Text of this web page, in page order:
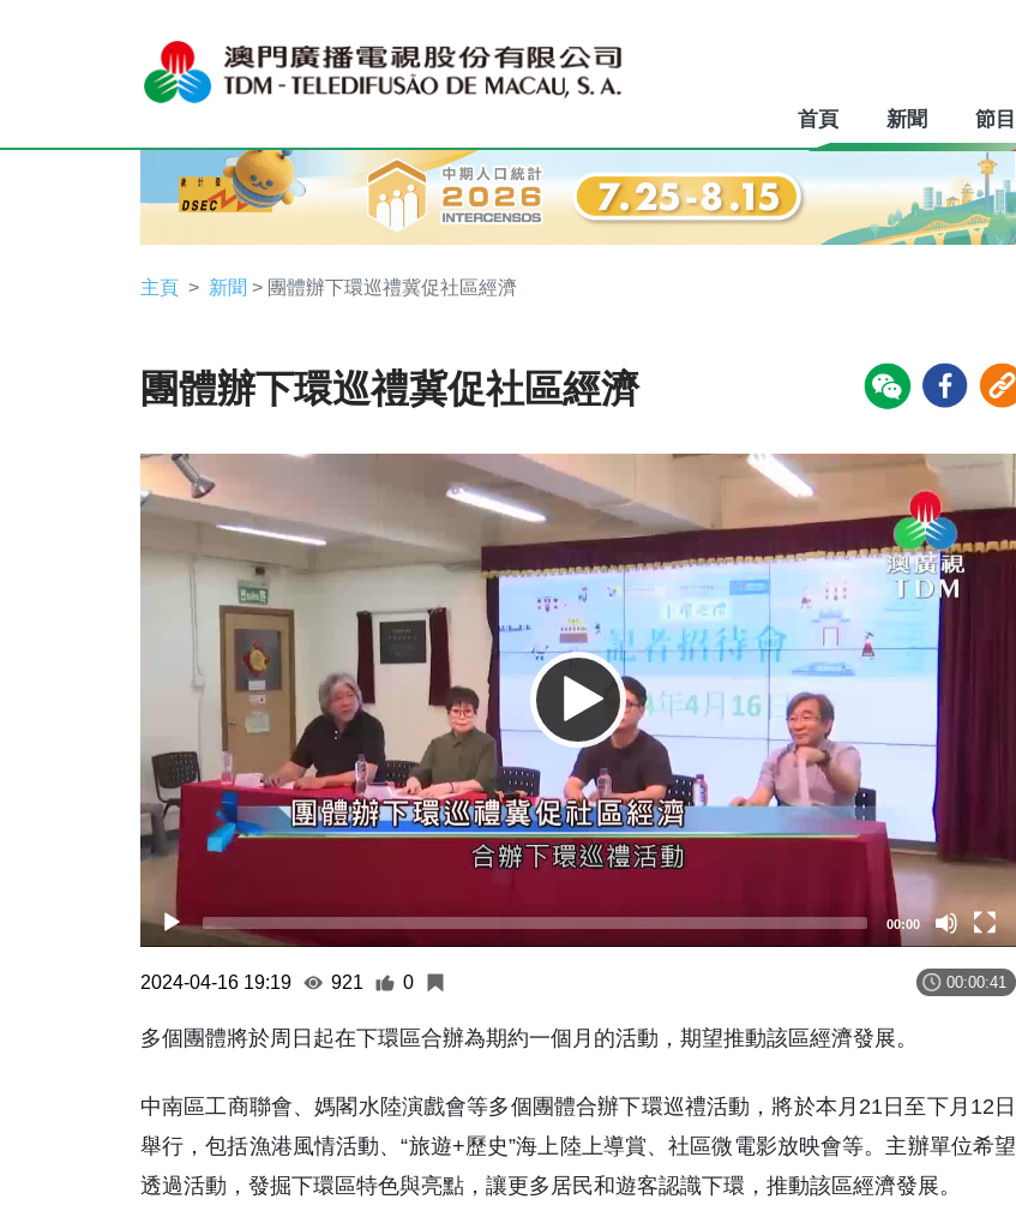
首頁 新聞 節目
主頁 新聞 > 團體辦下環巡禮冀促社區經濟
團體辦下環巡禮冀促社區經濟
Video
Player
00:00
2024-04-16 19:19 921 0 00:00:41
多個團體將於周日起在下環區合辦為期約一個月的活動，期望推動該區經濟發展。
中南區工商聯會、媽閣水陸演戲會等多個團體合辦下環巡禮活動，將於本月21日至下月12日
舉行，包括漁港風情活動、“旅遊+歷史”海上陸上導賞、社區微電影放映會等。主辦單位希望
透過活動，發掘下環區特色與亮點，讓更多居民和遊客認識下環，推動該區經濟發展。